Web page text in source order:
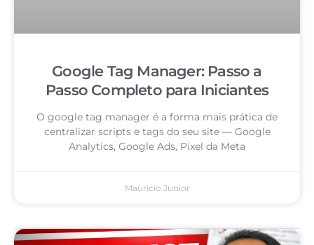
Google Tag Manager: Passo a
Passo Completo para Iniciantes
O google tag manager é a forma mais prática de
centralizar scripts e tags do seu site — Google
Analytics, Google Ads, Pixel da Meta
Mauricio Junior